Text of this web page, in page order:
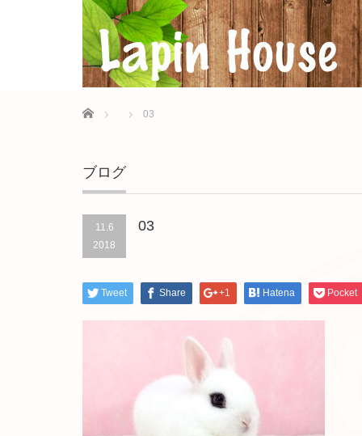
Home 03
ブログ
11.6
2018
03
Tweet Share +1 Hatena Pocket